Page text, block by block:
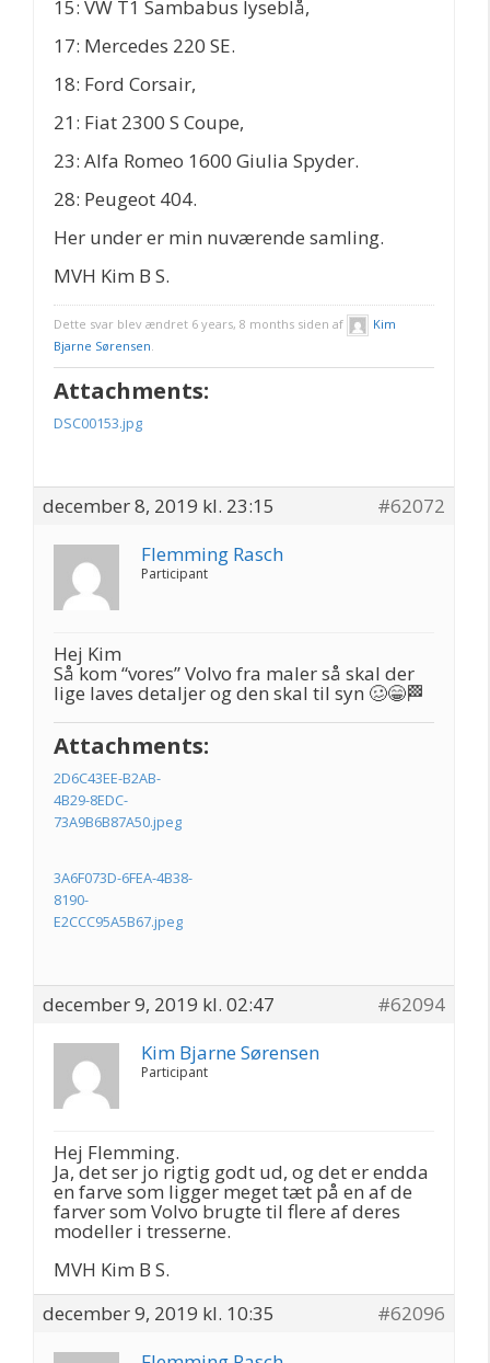
15: VW T1 Sambabus lyseblå,
17: Mercedes 220 SE.
18: Ford Corsair,
21: Fiat 2300 S Coupe,
23: Alfa Romeo 1600 Giulia Spyder.
28: Peugeot 404.
Her under er min nuværende samling.
MVH Kim B S.
Dette svar blev ændret 6 years, 8 months siden af
Kim
Bjarne Sørensen
Attachments:
DSC00153.jpg
december 8, 2019 kl. 23:15
#62072
Flemming Rasch
Participant
Hej Kim
Så kom “vores” Volvo fra maler så skal der
lige laves detaljer og den skal til syn 🥴😁🏁
Attachments:
2D6C43EE-B2AB-
4B29-8EDC-
73A9B6B87A50.jpeg
3A6F073D-6FEA-4B38-
8190-
E2CCC95A5B67.jpeg
december 9, 2019 kl. 02:47
#62094
Kim Bjarne Sørensen
Participant
Hej Flemming.
Ja, det ser jo rigtig godt ud, og det er endda
en farve som ligger meget tæt på en af de
farver som Volvo brugte til flere af deres
modeller i tresserne.
MVH Kim B S.
december 9, 2019 kl. 10:35
#62096